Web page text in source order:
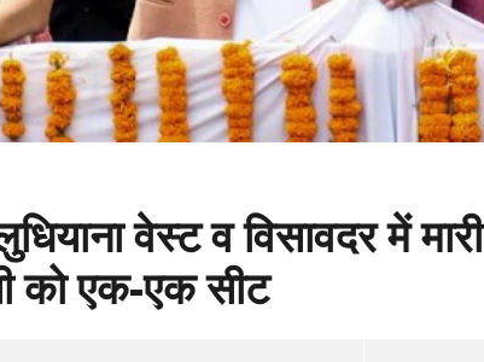
वेस्ट व विसावदर में मारी
को एक-एक सीट